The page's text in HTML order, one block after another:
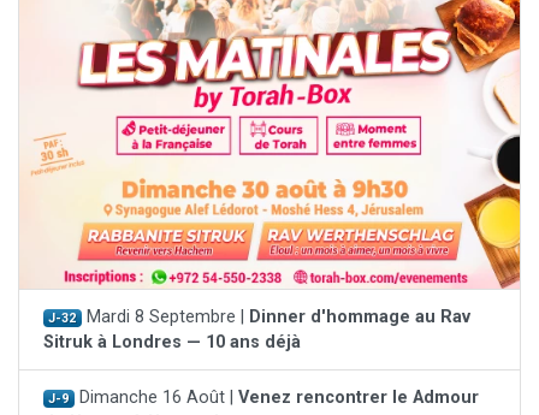
J-32 Mardi 8 Septembre |
Dinner d'hommage au Rav
Sitruk à Londres — 10 ans déjà
J-9 Dimanche 16 Août | Venez rencontrer le Admour